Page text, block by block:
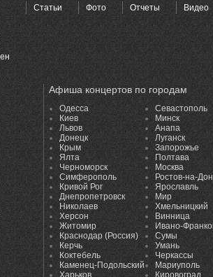
Статьи Фото Отчеты Видео
Афиша концертов по городам
Одесса
Киев
Львов
Донецк
Крым
Ялта
Черноморск
Симферополь
Кривой Рог
Днепропетровск
Николаев
Херсон
Житомир
Краснодар (Россия)
Керчь
Коктебель
Каменец-Подольский
Харьков
Севастополь
Минск
Анапа
Луганск
Запорожье
Полтава
Москва
Ростов-на-
Ярославль
Мир
Хмельницкий
Винница
Ивано-
Сумы
Умань
Черкассы
Мариуполь
Кировоград